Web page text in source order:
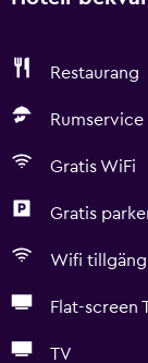
Restaurang
Rumservice
Gratis WiFi
Gratis
Wifi
Flat-screen
TV